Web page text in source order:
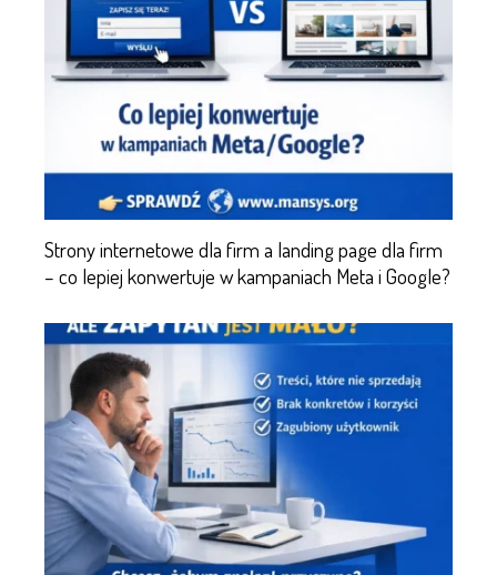
Strony internetowe dla firm a landing page dla firm
– co lepiej konwertuje w kampaniach Meta i Google?